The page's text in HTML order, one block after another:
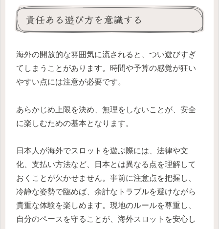
責任ある遊び方を意識する
海外の開放的な雰囲気に流されると、つい遊びすぎ
てしまうことがあります。時間や予算の感覚が狂い
やすい点には注意が必要です。
あらかじめ上限を決め、無理をしないことが、安全
に楽しむための基本となります。
日本人が海外でスロットを遊ぶ際には、法律や文
化、支払い方法など、日本とは異なる点を理解して
おくことが欠かせません。事前に注意点を把握し、
冷静な姿勢で臨めば、余計なトラブルを避けながら
貴重な体験を楽しめます。現地のルールを尊重し、
自分のペースを守ることが、海外スロットを安心し